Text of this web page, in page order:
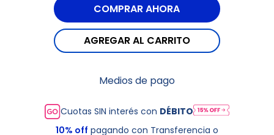
Medios de pago
Cuotas SIN interés con DÉBITO
10% off pagando con Transferencia o